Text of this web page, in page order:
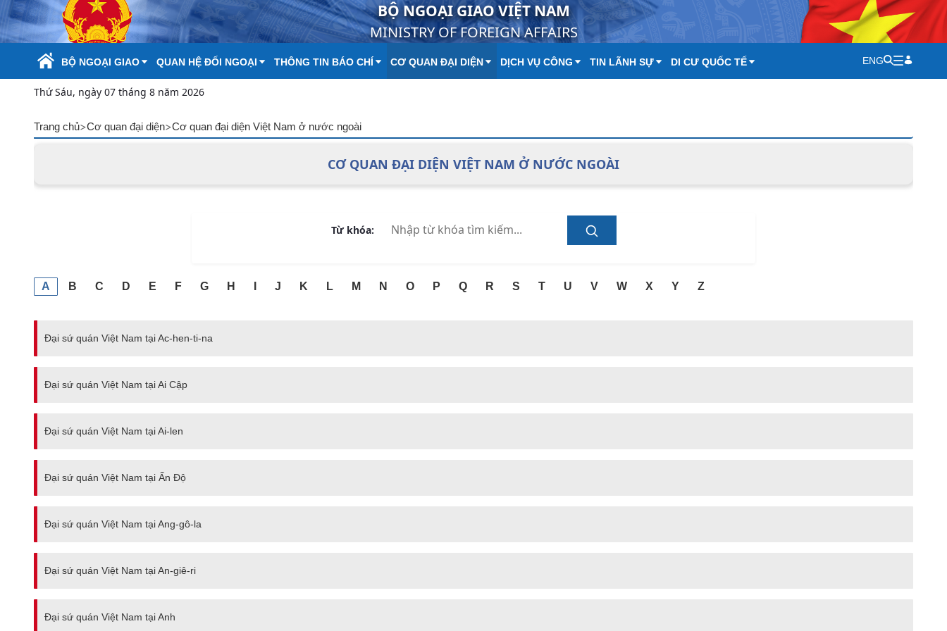
Skip to Main Content BỘ NGOẠI GIAO VIỆT NAM
MINISTRY OF FOREIGN AFFAIRS
BỘ NGOẠI GIAO QUAN HỆ ĐỐI NGOẠI THÔNG TIN BÁO CHÍ CƠ QUAN ĐẠI DIỆN DỊCH VỤ CÔNG TIN LÃNH SỰ DI CƯ QUỐC TẾ ENG
Thứ Sáu, ngày 07 tháng 8 năm 2026
Trang chủ>Cơ quan đại diện>Cơ quan đại diện Việt Nam ở nước ngoài
CƠ QUAN ĐẠI DIỆN VIỆT NAM Ở NƯỚC NGOÀI
Từ khóa:
A B C D E F G H J K L M N O P Q R S T U V W X Y Z
Đại sứ quán Việt Nam tại Ac-hen-ti-na
Đại sứ quán Việt Nam tại Ai Cập
Đại sứ quán Việt Nam tại Ai-len
Đại sứ quán Việt Nam tại Ấn Độ
Đại sứ quán Việt Nam tại Ang-gô-la
Đại sứ quán Việt Nam tại An-giê-ri
Đại sứ quán Việt Nam tại Anh